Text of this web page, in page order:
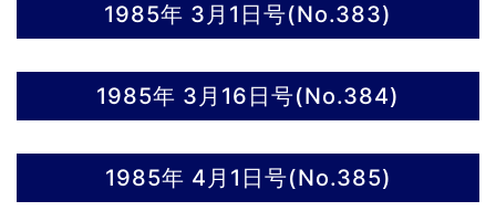
1985年 3月1日号(No.383)
1985年 3月16日号(No.384)
1985年 4月1日号(No.385)